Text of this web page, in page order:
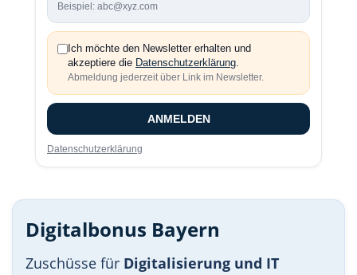
Beispiel: abc@xyz.com
Ich möchte den Newsletter erhalten und
akzeptiere die Datenschutzerklärung.
Abmeldung jederzeit über Link im Newsletter.
ANMELDEN
Datenschutzerklärung
Digitalbonus Bayern
Zuschüsse für Digitalisierung und IT